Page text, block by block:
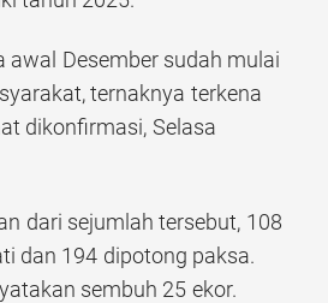
awal Desember sudah mulai
ternaknya terkena
dikonfirmasi, Selasa
dari sejumlah tersebut, 108
dan 194 dipotong paksa.
sembuh 25 ekor.